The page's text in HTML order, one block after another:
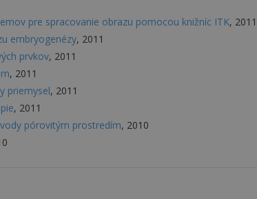
pre spracovanie obrazu pomocou knižníc ITK, 2011
embryogenézy, 2011
prvkov, 2011
, 2011
priemysel, 2011
, 2011
pórovitým prostredím, 2010